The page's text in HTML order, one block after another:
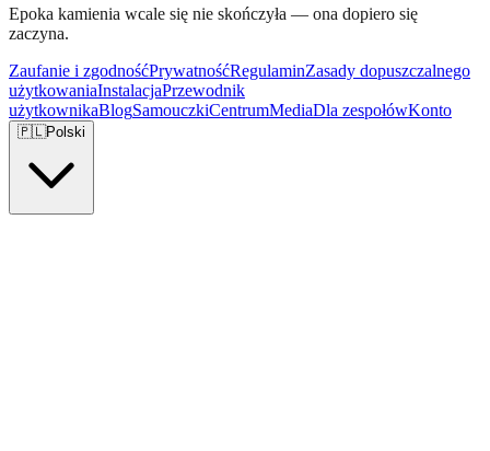
Epoka kamienia wcale się nie skończyła — ona dopiero się
zaczyna.
Zaufanie i zgodnośćPrywatnośćRegulaminZasady dopuszczalnego
użytkowaniaInstalacjaPrzewodnik
użytkownikaBlogSamouczkiCentrumMediaDla zespołówKonto
🇵🇱Polski